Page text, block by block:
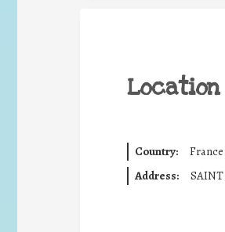
Location
Country:
France
Address: